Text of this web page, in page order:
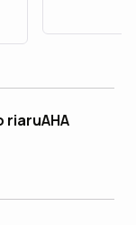
riaruAHA